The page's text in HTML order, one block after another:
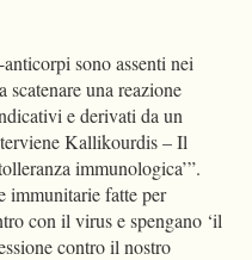
sono assenti nei
una reazione
e derivati da un
Kallikourdis – Il
immunologica’”.
immunitarie fatte per
con il virus e spengano ‘il
contro il nostro